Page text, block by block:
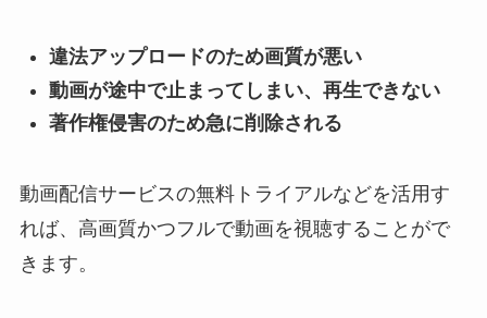
違法アップロードのため画質が悪い
動画が途中で止まってしまい、再生できない
著作権侵害のため急に削除される
動画配信サービスの無料トライアルなどを活用す
れば、高画質かつフルで動画を視聴することがで
きます。